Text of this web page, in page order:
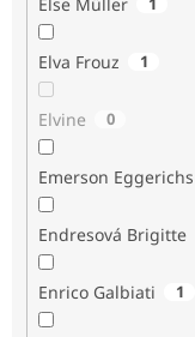
Else Müller
Elva Frouz 1
Elvine 0
Emerson Eggerichs
Endresová Brigitte
Enrico Galbiati 1